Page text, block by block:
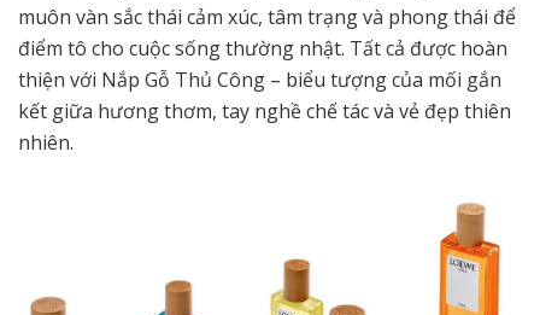
muôn vàn sắc thái cảm xúc, tâm trạng và phong thái để
điểm tô cho cuộc sống thường nhật. Tất cả được hoàn
thiện với Nắp Gỗ Thủ Công – biểu tượng của mối gắn
kết giữa hương thơm, tay nghề chế tác và vẻ đẹp thiên
nhiên.